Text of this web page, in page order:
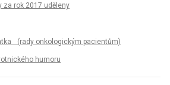
za rok 2017 uděleny
(rady onkologickým pacientům)
humoru